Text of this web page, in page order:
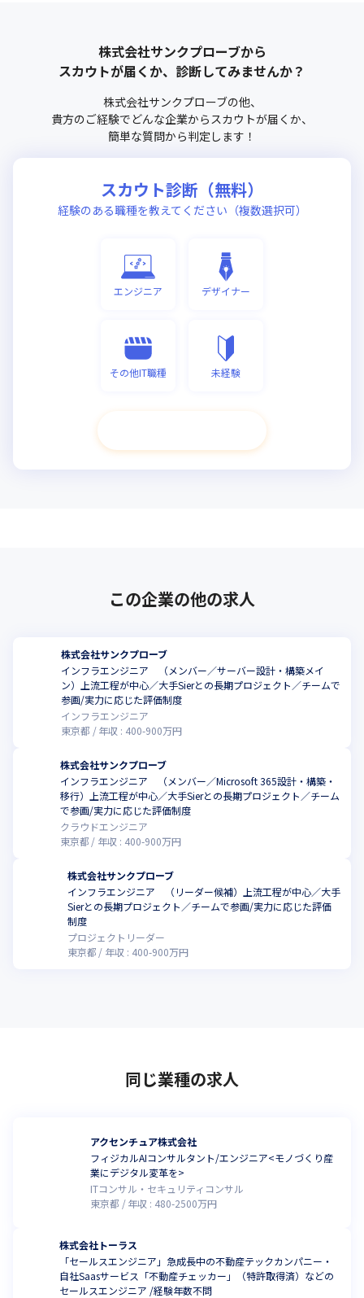
株式会社サンクプローブから
スカウトが届くか、診断してみませんか？
株式会社サンクプローブの他、
貴方のご経験でどんな企業からスカウトが届くか、
簡単な質問から判定します！
スカウト診断（無料）
経験のある職種を教えてください（複数選択可）
エンジニア デザイナー
その他IT職種 未経験
この企業の他の求人
株式会社サンクプローブ
インフラエンジニア （メンバー／サーバー設計・構築メイ
ン）上流工程が中心／大手Sierとの長期プロジェクト／チームで
参画/実力に応じた評価制度
インフラエンジニア
東京都
年収 : 400-900万円
株式会社サンクプローブ
インフラエンジニア （メンバー／Microsoft 365設計・構築・
移行）上流工程が中心／大手Sierとの長期プロジェクト／チーム
で参画/実力に応じた評価制度
クラウドエンジニア
東京都
年収 : 400-900万円
株式会社サンクプローブ
インフラエンジニア （リーダー候補）上流工程が中心／大手
Sierとの長期プロジェクト／チームで参画/実力に応じた評価
制度
プロジェクトリーダー
東京都
年収 : 400-900万円
同じ業種の求人
アクセンチュア株式会社
フィジカルAIコンサルタント/エンジニア<モノづくり産
業にデジタル変革を>
ITコンサル・セキュリティコンサル
東京都
年収 : 480-2500万円
株式会社トーラス
「セールスエンジニア」急成長中の不動産テックカンパニー・
自社Saasサービス「不動産チェッカー」（特許取得済）などの
セールスエンジニア /経験年数不問